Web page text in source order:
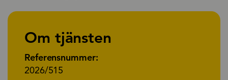
Om tjänsten
Referensnummer:
2026/515